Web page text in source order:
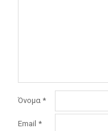
Όνομα *
Email *